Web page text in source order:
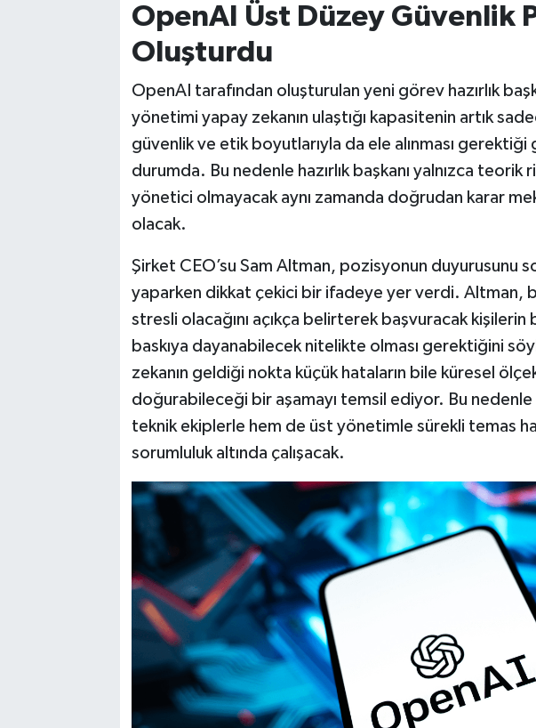
OpenAI Üst Düzey Güvenlik
Oluşturdu
OpenAI tarafından oluşturulan yeni görev hazırlık
yönetimi yapay zekanın ulaştığı kapasitenin artık
güvenlik ve etik boyutlarıyla da ele alınması
durumda. Bu nedenle hazırlık başkanı yalnızca teorik
yönetici olmayacak aynı zamanda doğrudan karar
olacak.
Şirket CEO’su Sam Altman, pozisyonun duyurusunu
yaparken dikkat çekici bir ifadeye yer verdi. Altman,
stresli olacağını açıkça belirterek başvuracak
baskıya dayanabilecek nitelikte olması gerektiğini
zekanın geldiği nokta küçük hataların bile küresel
doğurabileceği bir aşamayı temsil ediyor. Bu nedenle
teknik ekiplerle hem de üst yönetimle sürekli temas
sorumluluk altında çalışacak.